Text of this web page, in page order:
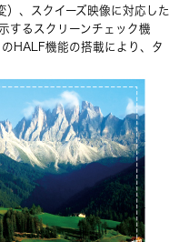
、スクイーズ映像に対応した
するスクリーンチェック機
HALF機能の搭載により、タ